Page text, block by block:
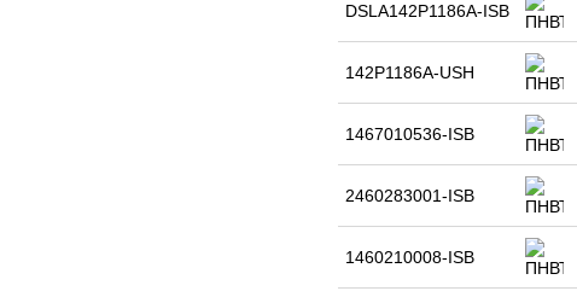
DSLA142P1186A-ISB
142P1186A-USH
1467010536-ISB
2460283001-ISB
1460210008-ISB